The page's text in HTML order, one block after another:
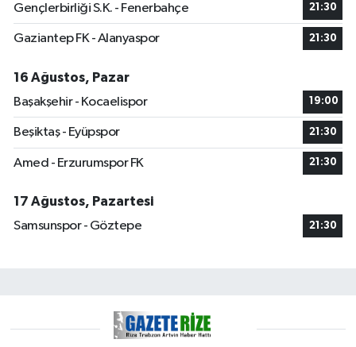
Gençlerbirliği S.K. - Fenerbahçe 21:30
Gaziantep FK - Alanyaspor 21:30
16 Ağustos, Pazar
Başakşehir - Kocaelispor
19:00
Beşiktaş - Eyüpspor 21:30
Amed - Erzurumspor FK 21:30
17 Ağustos, Pazartesi
Samsunspor - Göztepe
21:30